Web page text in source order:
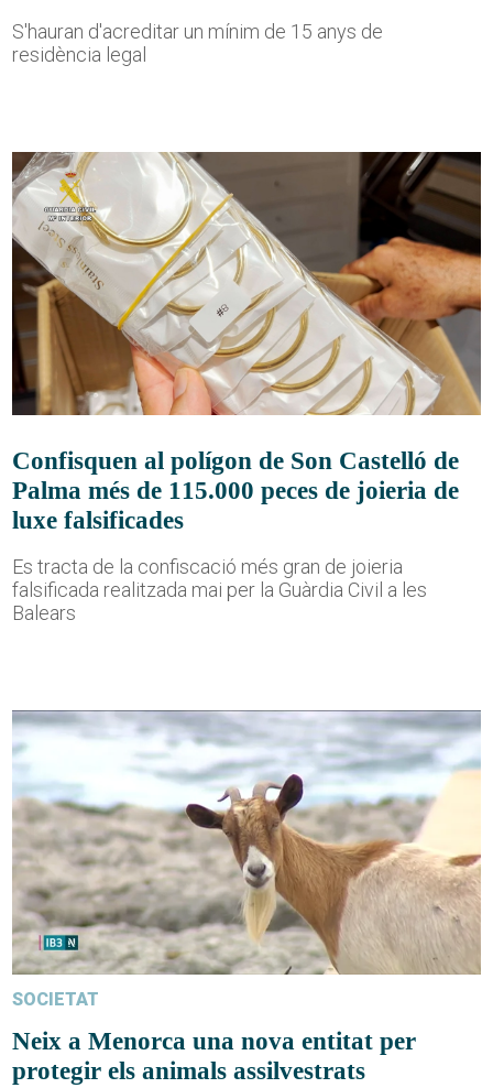
S'hauran d'acreditar un mínim de 15 anys de
residència legal
Confisquen al polígon de Son Castelló de
Palma més de 115.000 peces de joieria de
luxe falsificades
Es tracta de la confiscació més gran de joieria
falsificada realitzada mai per la Guàrdia Civil a les
Balears
SOCIETAT
Neix a Menorca una nova entitat per
protegir els animals assilvestrats